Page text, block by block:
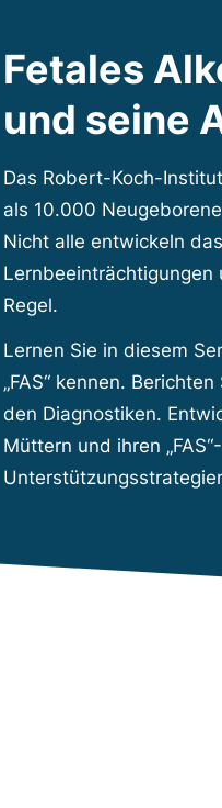
Fetales
und seine
Das Robert-Koch-
als 10.000
Nicht alle entwickeln
Lernbeeinträchtigungen
Regel.
Lernen Sie in diesem
„FAS“ kennen.
den Diagnostiken.
Müttern und ihren